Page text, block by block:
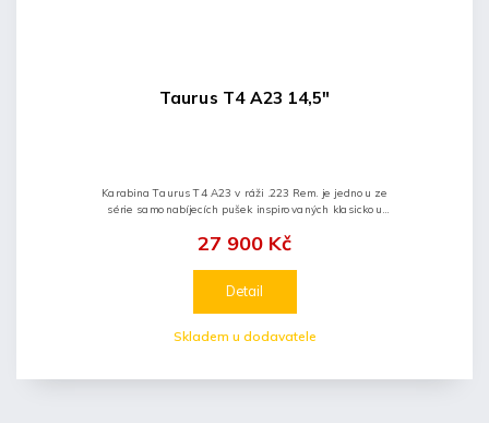
Taurus T4 A23 14,5"
Skladem u dodavatele
27 900 Kč
Detail
Karabina Taurus T4 A23 v ráži .223 Rem. je jednou ze
série samonabíjecích pušek inspirovaných klasickou
největších,...